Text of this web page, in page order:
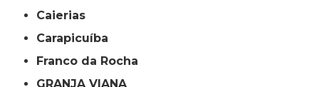
Caierias
Carapicuíba
Franco da Rocha
GRANJA VIANA